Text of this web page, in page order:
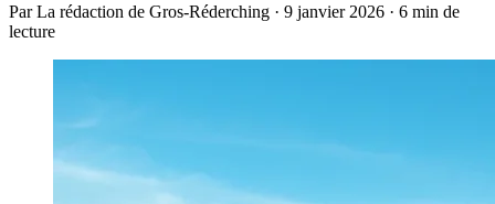
Par La rédaction de Gros-Réderching · 9 janvier 2026 · 6 min de
lecture